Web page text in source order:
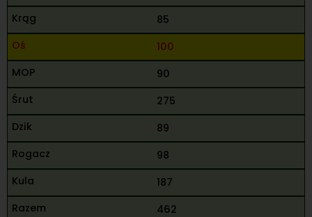
85
100
90
275
89
98
187
462